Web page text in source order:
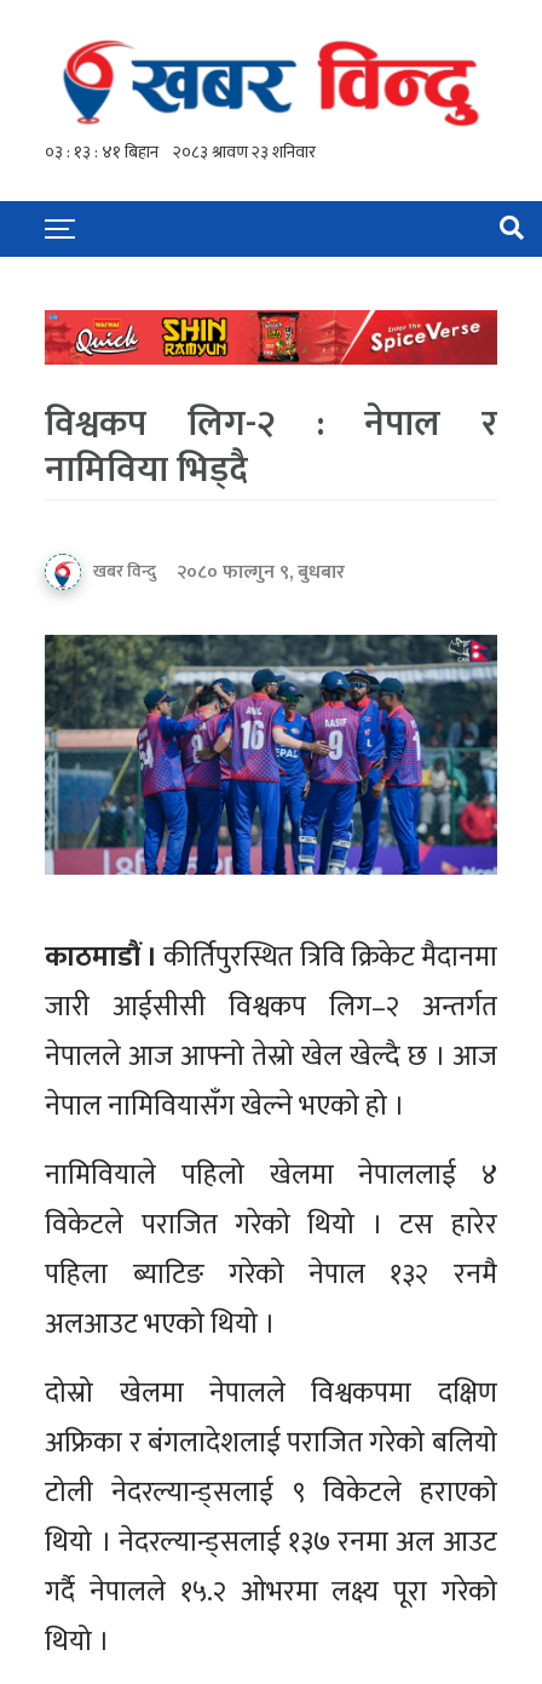
विश्वकप लिग-२ : नेपाल र
नामिविया भिड्दै
खबर विन्दु २०८० फाल्गुन ९, बुधबार
काठमाडौं । कीर्तिपुरस्थित त्रिवि क्रिकेट मैदानमा
जारी आईसीसी विश्वकप लिग–२ अन्तर्गत
नेपालले आज आफ्नो तेस्रो खेल खेल्दै छ । आज
नेपाल नामिवियासँग खेल्ने भएको हो ।
नामिवियाले पहिलो खेलमा नेपाललाई ४
विकेटले पराजित गरेको थियो । टस हारेर
पहिला ब्याटिङ गरेको नेपाल १३२ रनमै
अलआउट भएको थियो ।
दोस्रो खेलमा नेपालले विश्वकपमा दक्षिण
अफ्रिका र बंगलादेशलाई पराजित गरेको बलियो
टोली नेदरल्यान्ड्सलाई ९ विकेटले हराएको
थियो । नेदरल्यान्ड्सलाई १३७ रनमा अल आउट
गर्दै नेपालले १५.२ ओभरमा लक्ष्य पूरा गरेको
थियो ।